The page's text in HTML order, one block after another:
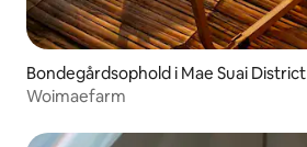
Bondegårdsophold i Mae Suai District
Woimae​​farm​